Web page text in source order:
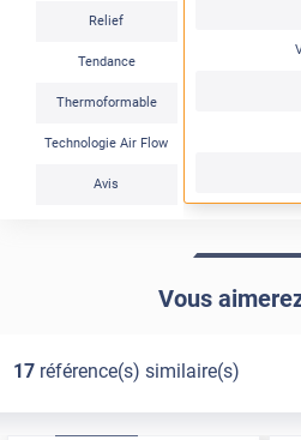
Relief
Tendance
Thermoformable
Technologie Air Flow
Avis
Vous
17référence(s) similaire(s)